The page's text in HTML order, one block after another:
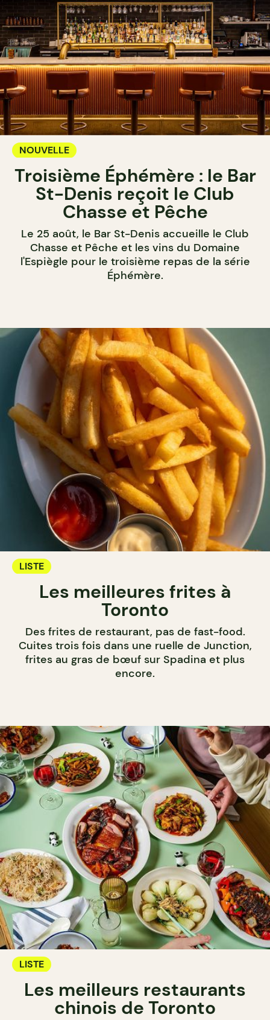
NOUVELLE
Troisième Éphémère : le Bar
St-Denis reçoit le Club
Chasse et Pêche
Le 25 août, le Bar St-Denis accueille le Club
Chasse et Pêche et les vins du Domaine
l'Espiègle pour le troisième repas de la série
Éphémère.
LISTE
Les meilleures frites à
Toronto
Des frites de restaurant, pas de fast-food.
Cuites trois fois dans une ruelle de Junction,
frites au gras de bœuf sur Spadina et plus
encore.
LISTE
Les meilleurs restaurants
chinois de Toronto